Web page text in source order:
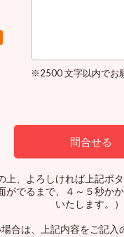
※2500 文字以内でお
上、よろしければ上記ボ
がでるまで、４～５秒か
いたします。）
合は、上記内容をご記